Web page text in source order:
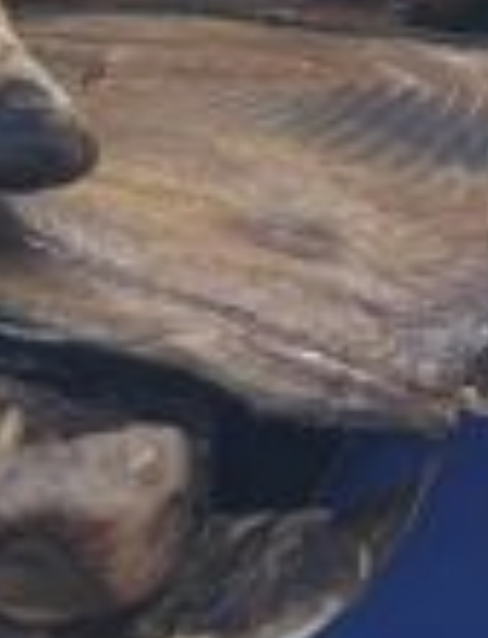
семьей — с прогулкой,
новыми впечатлениями
и вкусными находками…
Ярмарка выходного дня
будет работать каждые
выходные до 1 ноября
с 08:00 до 15:00.
Как сообщали
в Минсельхозе края,
каждый год торговля
здесь набирает обороты.
Так, в 2022 году ярмарка
завершила работу
с результатом 187,5 тонн
продукции — почти на 60
тонн больше, чем в 2021-
м. 2023 год показал
результат в 260 тонн
проданной продукции
и 31,3 млн рублей
выручки. А в 2025 году
сообщалось, что за 56
торговых дней
реализовано 306 тонн
продукции на сумму 46
показатели 2024 года.
В ТЕМУ: